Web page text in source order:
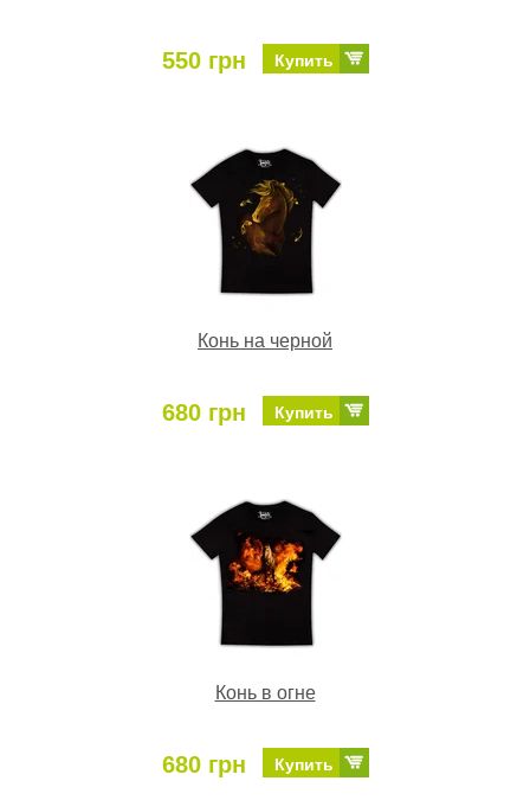
550 грн Купить
Конь на черной
680 грн Купить
Конь в огне
680 грн Купить